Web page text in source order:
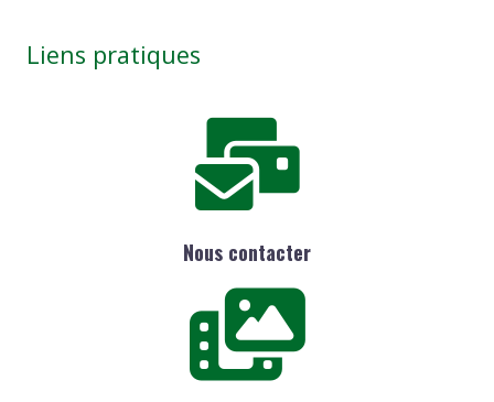
Liens pratiques
Nous contacter